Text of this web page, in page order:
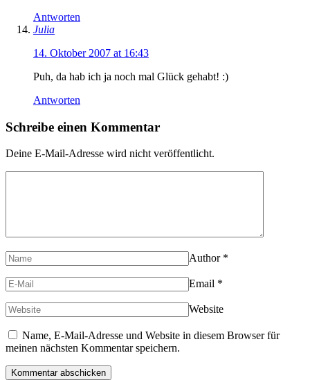
Antworten
Julia
14. Oktober 2007 at 16:43
Puh, da hab ich ja noch mal Glück gehabt! :)
Antworten
Schreibe einen Kommentar
Deine E-Mail-Adresse wird nicht veröffentlicht.
Author *
Email *
Website
Name, E-Mail-Adresse und Website in diesem Browser für
meinen nächsten Kommentar speichern.